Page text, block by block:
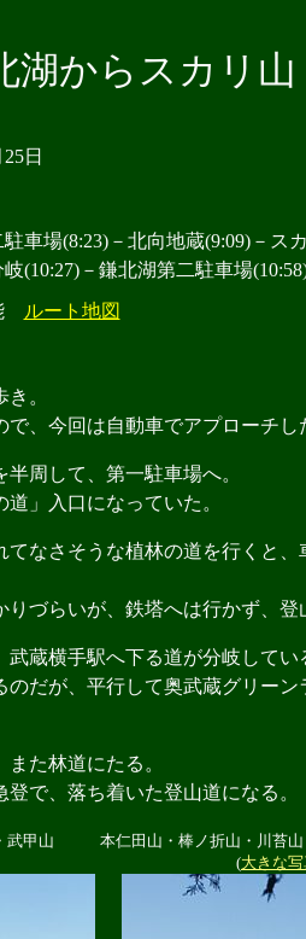
湖からスカリ山
日
車場(8:23)－北向地蔵(9:09)－ス
岐(10:27)－鎌北湖第二駐車場
ルート地図
。
、今回は自動車でアプローチし
周して、第一駐車場へ。
」入口になっていた。
なさそうな植林の道を行くと、
づらいが、鉄塔へは行かず、登
蔵横手駅へ下る道が分岐してい
だが、平行して奥武蔵グリーン
た林道にたる。
で、落ち着いた登山道になる。
武甲山
本仁田山・棒ノ折山・川苔
(大きな